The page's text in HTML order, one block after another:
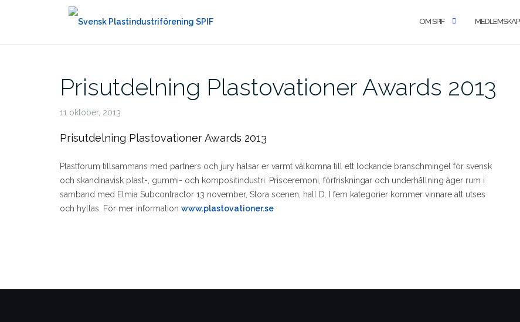
OM SPIF MEDLEMSKAP
Prisutdelning Plastovationer Awards 2013
11 oktober, 2013
Prisutdelning Plastovationer Awards 2013
Plastforum tillsammans med partners och jury hälsar er varmt välkomna till ett lockande branschmingel för svensk
och skandinavisk plast-, gummi- och kompositindustri. Prisceremoni, förfriskningar och underhållning äger rum i
samband med Elmia Subcontractor 13 november, Stora scenen, hall D. I fem kategorier kommer vinnare att utses
och hyllas. För mer information www.plastovationer.se